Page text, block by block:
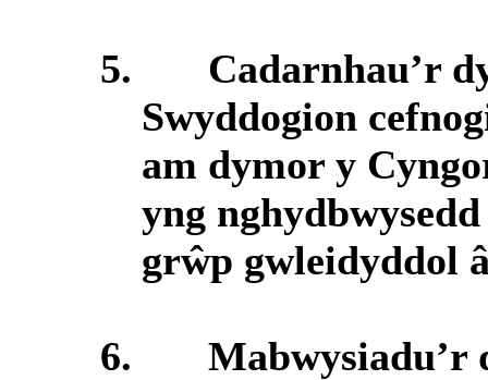
5.
Cadarnhau’r
Swyddogion
am dymor y
yng
grŵp gwleidyddol
6.
Mabwysiadu’r